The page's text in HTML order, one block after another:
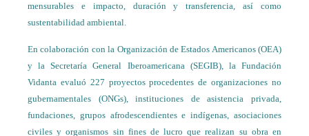
mensurables e impacto, duración y transferencia, así como
sustentabilidad ambiental.
En colaboración con la Organización de Estados Americanos (OEA)
y la Secretaría General Iberoamericana (SEGIB), la Fundación
Vidanta evaluó 227 proyectos procedentes de organizaciones no
gubernamentales (ONGs), instituciones de asistencia privada,
fundaciones, grupos afrodescendientes e indígenas, asociaciones
civiles y organismos sin fines de lucro que realizan su obra en